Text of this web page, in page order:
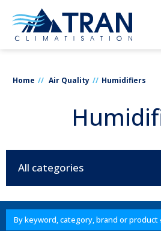
Home Air Quality Humidifiers
All categories